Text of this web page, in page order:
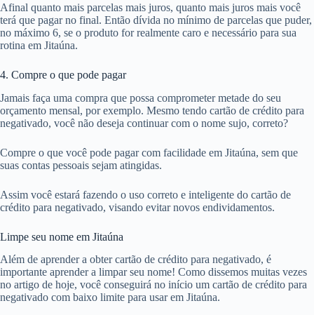
Afinal quanto mais parcelas mais juros, quanto mais juros mais você
terá que pagar no final. Então dívida no mínimo de parcelas que puder,
no máximo 6, se o produto for realmente caro e necessário para sua
rotina em Jitaúna.
4. Compre o que pode pagar
Jamais faça uma compra que possa comprometer metade do seu
orçamento mensal, por exemplo. Mesmo tendo cartão de crédito para
negativado, você não deseja continuar com o nome sujo, correto?
Compre o que você pode pagar com facilidade em Jitaúna, sem que
suas contas pessoais sejam atingidas.
Assim você estará fazendo o uso correto e inteligente do cartão de
crédito para negativado, visando evitar novos endividamentos.
Limpe seu nome em Jitaúna
Além de aprender a obter cartão de crédito para negativado, é
importante aprender a limpar seu nome! Como dissemos muitas vezes
no artigo de hoje, você conseguirá no início um cartão de crédito para
negativado com baixo limite para usar em Jitaúna.